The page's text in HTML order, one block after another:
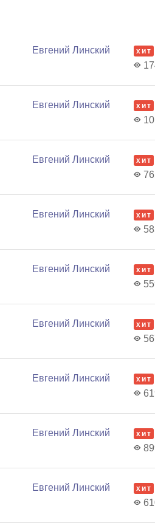
Евгений Линский хит
Евгений Линский хит
Евгений Линский хит
Евгений Линский хит
Евгений Линский хит
Евгений Линский хит
Евгений Линский хит
Евгений Линский хит
Евгений Линский хит